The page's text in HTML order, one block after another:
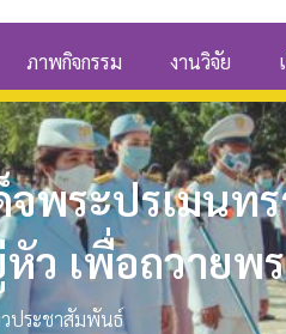
ภาพกิจกรรม งานวิจัย
พระปรเมนท
ว เพื่อถวายพ
ประชาสัมพันธ์